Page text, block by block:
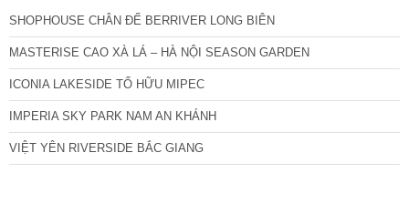
SHOPHOUSE CHÂN ĐẾ BERRIVER LONG BIÊN
MASTERISE CAO XÀ LÁ – HÀ NỘI SEASON GARDEN
ICONIA LAKESIDE TỐ HỮU MIPEC
IMPERIA SKY PARK NAM AN KHÁNH
VIỆT YÊN RIVERSIDE BẮC GIANG